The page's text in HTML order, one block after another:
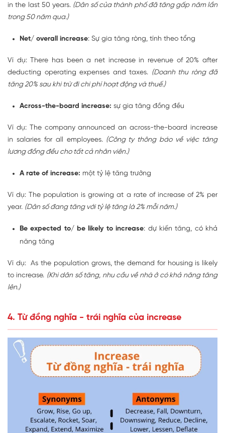
in the last 50 years. (Dân số của thành phố đã tăng gấp năm lần
trong 50 năm qua.)
Net/ overall increase: Sự gia tăng ròng, tính theo tổng
Ví dụ: There has been a net increase in revenue of 20% after
deducting operating expenses and taxes. (Doanh thu ròng đã
tăng 20% sau khi trừ đi chi phí hoạt động và thuế.)
Across-the-board increase: sự gia tăng đồng đều
Ví dụ: The company announced an across-the-board increase
in salaries for all employees.(Công ty thông báo về việc tăng
lương đồng đều cho tất cả nhân viên.)
A rate of increase: một tỷ lệ tăng trưởng
Ví dụ: The population is growing at a rate of increase of 2% per
year. (Dân số đang tăng với tỷ lệ tăng là 2% mỗi năm.)
Be expected to/ be likely to increase: dự kiến tăng, có khả
năng tăng
Ví dụ: As the population grows, the demand for housing is likely
to increase. (Khi dân số tăng, nhu cầu về nhà ở có khả năng tăng
lên.)
4. Từ đồng nghĩa - trái nghĩa của increase